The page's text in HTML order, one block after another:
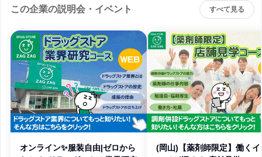
この企業の説明会・イベント すべて見る
オンライン✨服装自由|ゼロから
(岡山)【薬剤師限定】働くイ